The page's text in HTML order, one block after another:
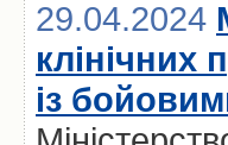
29.04.2024
клінічних
із